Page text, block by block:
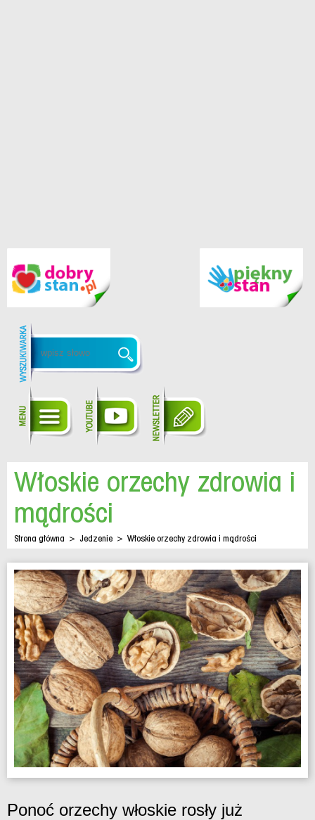
Włoskie orzechy zdrowia i
mądrości
Strona główna > Jedzenie > Włoskie orzechy zdrowia i mądrości
Ponoć orzechy włoskie rosły już